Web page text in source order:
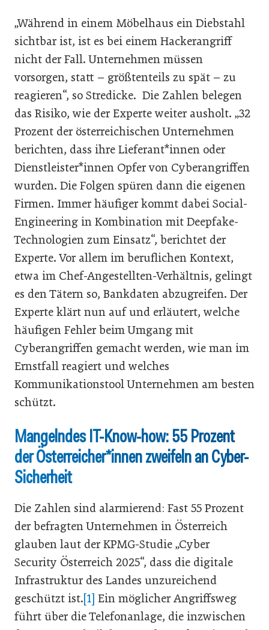
„Während in einem Möbelhaus ein Diebstahl
sichtbar ist, ist es bei einem Hackerangriff
nicht der Fall. Unternehmen müssen
vorsorgen, statt – größtenteils zu spät – zu
reagieren“, so Stredicke. Die Zahlen belegen
das Risiko, wie der Experte weiter ausholt. „32
Prozent der österreichischen Unternehmen
berichten, dass ihre Lieferant*innen oder
Dienstleister*innen Opfer von Cyberangriffen
wurden. Die Folgen spüren dann die eigenen
Firmen. Immer häufiger kommt dabei Social-
Engineering in Kombination mit Deepfake-
Technologien zum Einsatz“, berichtet der
Experte. Vor allem im beruflichen Kontext,
etwa im Chef-Angestellten-Verhältnis, gelingt
es den Tätern so, Bankdaten abzugreifen. Der
Experte klärt nun auf und erläutert, welche
häufigen Fehler beim Umgang mit
Cyberangriffen gemacht werden, wie man im
Ernstfall reagiert und welches
Kommunikationstool Unternehmen am besten
schützt.
Mangelndes IT-Know-how: 55 Prozent
der Österreicher*innen zweifeln an Cyber-
Sicherheit
Die Zahlen sind alarmierend: Fast 55 Prozent
der befragten Unternehmen in Österreich
glauben laut der KPMG-Studie „Cyber
Security Österreich 2025“, dass die digitale
Infrastruktur des Landes unzureichend
geschützt ist.[1] Ein möglicher Angriffsweg
führt über die Telefonanlage, die inzwischen